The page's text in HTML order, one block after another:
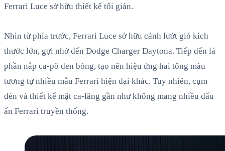
Ferrari Luce sở hữu thiết kế tối giản.
Nhìn từ phía trước, Ferrari Luce sở hữu cánh lướt gió kích
thước lớn, gợi nhớ đến Dodge Charger Daytona. Tiếp đến là
phần nắp ca-pô đen bóng, tạo nên hiệu ứng hai tông màu
tương tự nhiều mẫu Ferrari hiện đại khác. Tuy nhiên, cụm
đèn và thiết kế mặt ca-lăng gần như không mang nhiều dấu
ấn Ferrari truyền thống.